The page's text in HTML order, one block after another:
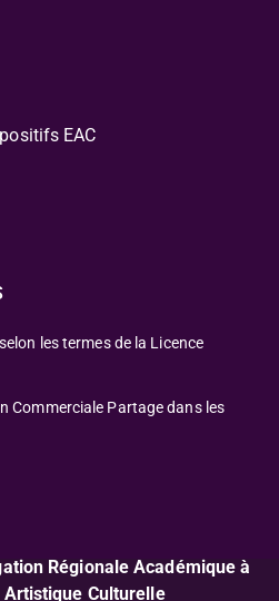
EAC
les termes de la Licence
Commerciale Partage dans les
Régionale Académique à
Artistique Culturelle